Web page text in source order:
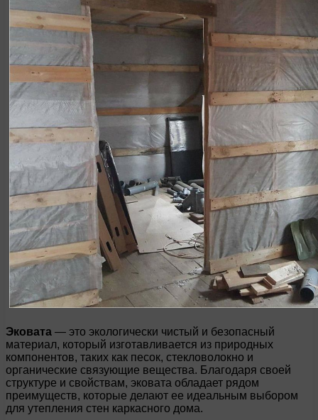
Эковата — это экологически чистый и безопасный
материал, который изготавливается из природных
компонентов, таких как песок, стекловолокно и
органические связующие вещества. Благодаря своей
структуре и свойствам, эковата обладает рядом
преимуществ, которые делают ее идеальным выбором
для утепления стен каркасного дома.